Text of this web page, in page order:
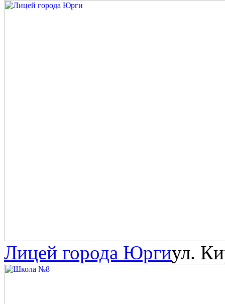
Лицей города Юргиул.